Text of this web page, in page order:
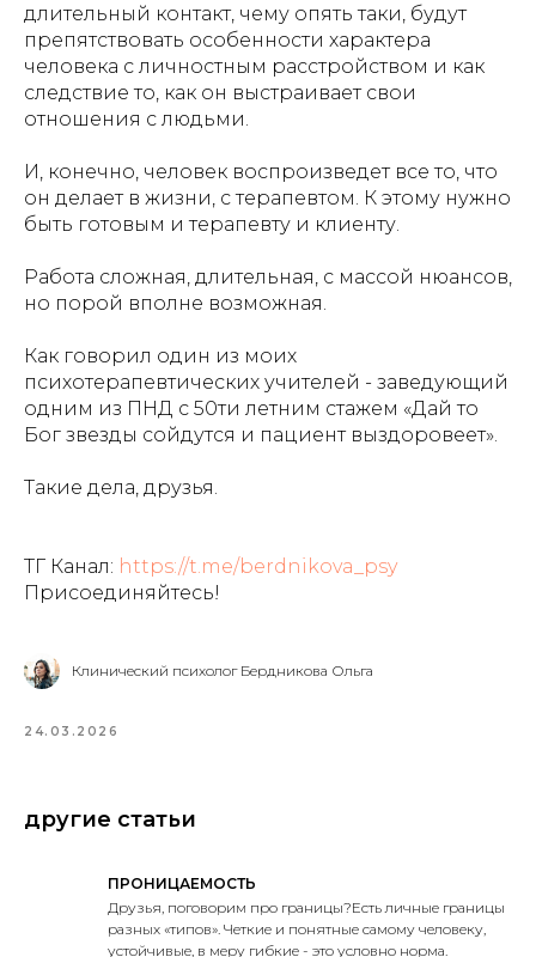
длительный контакт, чему опять таки, будут
препятствовать особенности характера
человека с личностным расстройством и как
следствие то, как он выстраивает свои
отношения с людьми.
И, конечно, человек воспроизведет все то, что
он делает в жизни, с терапевтом. К этому нужно
быть готовым и терапевту и клиенту.
Работа сложная, длительная, с массой нюансов,
но порой вполне возможная.
Как говорил один из моих
психотерапевтических учителей - заведующий
одним из ПНД с 50ти летним стажем «Дай то
Бог звезды сойдутся и пациент выздоровеет».
Такие дела, друзья.
ТГ Канал: https://t.me/berdnikova_psy
Присоединяйтесь!
Клинический психолог Бердникова Ольга
24.03.2026
другие статьи
ПРОНИЦАЕМОСТЬ
Друзья, поговорим про границы?Есть личные границы
разных «типов». Четкие и понятные самому человеку,
устойчивые, в меру гибкие - это условно норма.